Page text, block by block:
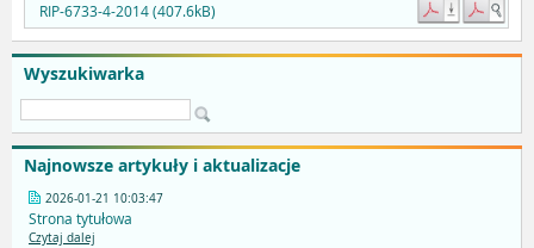
Wyszukiwarka
Najnowsze artykuły i aktualizacje
2026-01-21 10:03:47
Strona tytułowa
Czytaj dalej
RIP-6733-4-2014 (407.6kB)